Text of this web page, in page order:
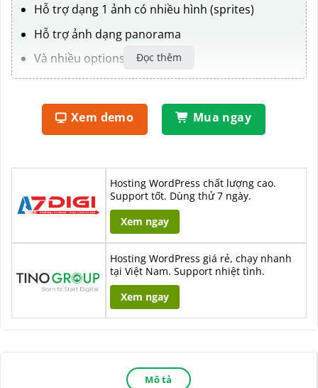
Hỗ trợ dạng 1 ảnh có nhiều hình (sprites)
Hỗ trợ ảnh dạng panorama
Và nhiều options khácĐọc thêm
Xem demo Mua ngay
Hosting WordPress chất lượng cao.
Support tốt. Dùng thử 7 ngày.
Xem ngay
Hosting WordPress giá rẻ, chạy nhanh
tại Việt Nam. Support nhiệt tình.
Xem ngay
Mô tả